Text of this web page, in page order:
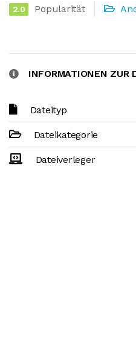
2.0 Popularität
INFORMATIONEN ZUR
Dateityp
Dateikategorie
Dateiverleger